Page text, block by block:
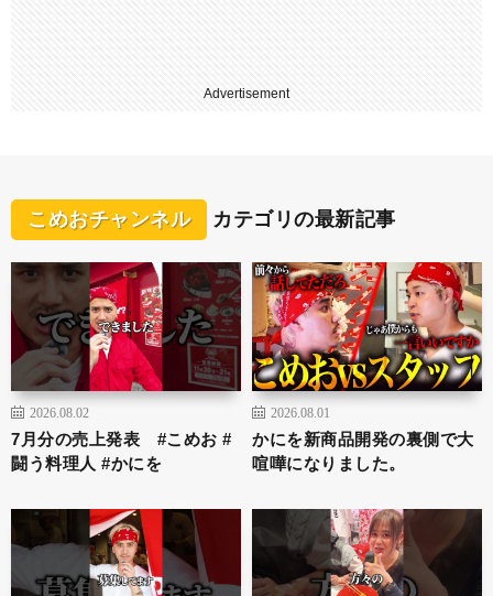
Advertisement
こめおチャンネル カテゴリの最新記事
2026.08.02
7月分の売上発表 #こめお #
闘う料理人 #かにを
2026.08.01
かにを新商品開発の裏側で大
喧嘩になりました。